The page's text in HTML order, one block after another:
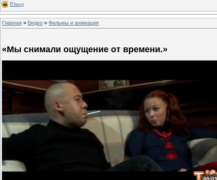
Юмор
Главная » Видео » Фильмы и анимация
«Мы снимали ощущение от времени.»